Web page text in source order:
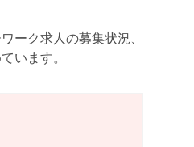
ーク求人の募集状況、
います。